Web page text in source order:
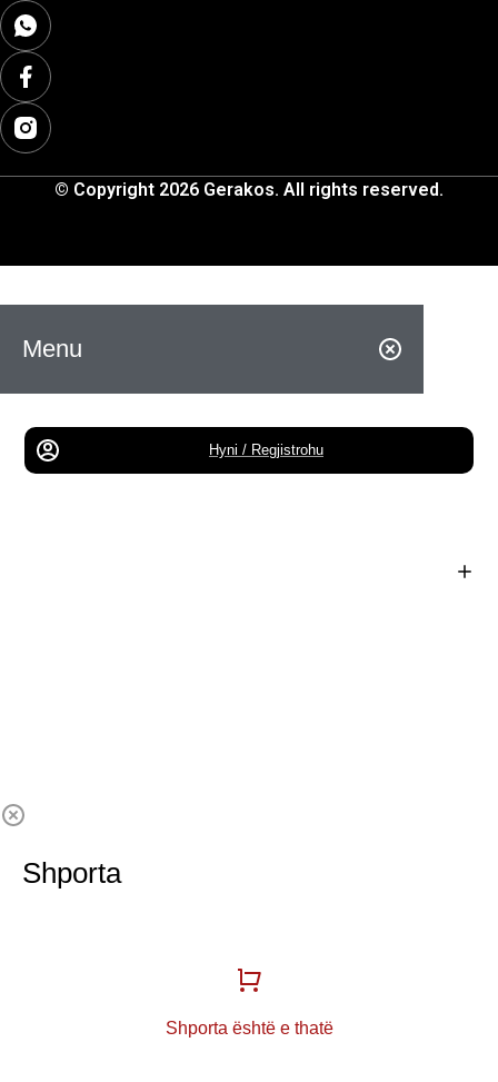
© Copyright 2026 Gerakos. All rights reserved.
Menu
Hyni / Regjistrohu
Shporta
Shporta është e thatë